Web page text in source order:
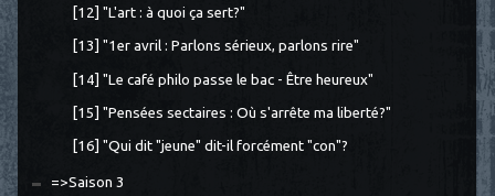
[12] "L'art : à quoi ça sert?"
[13] "1er avril : Parlons sérieux, parlons rire"
[14] "Le café philo passe le bac - Être heureux"
[15] "Pensées sectaires : Où s'arrête ma liberté?"
[16] "Qui dit "jeune" dit-il forcément "con"?
=>Saison 3